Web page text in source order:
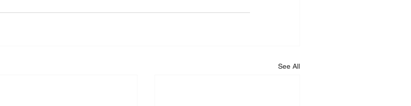
See All